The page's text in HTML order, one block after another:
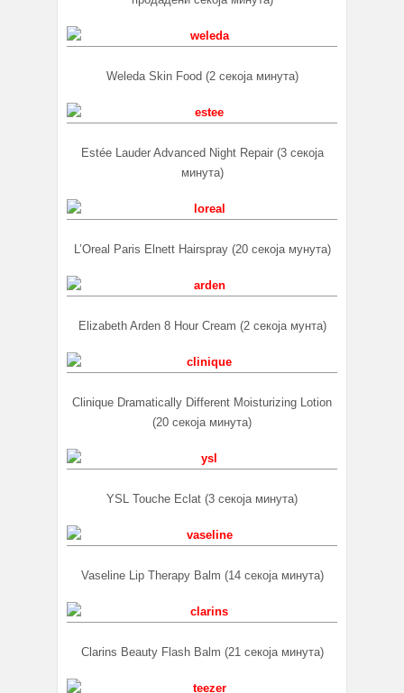
Weleda Skin Food (2 секоја минута)
Estée Lauder Advanced Night Repair (3 секоја
минута)
L’Oreal Paris Elnett Hairspray (20 секоја мунута)
Elizabeth Arden 8 Hour Cream (2 секоја мунта)
Clinique Dramatically Different Moisturizing Lotion
(20 секоја минута)
YSL Touche Eclat (3 секоја минута)
Vaseline Lip Therapy Balm (14 секоја минута)
Clarins Beauty Flash Balm (21 секоја минута)